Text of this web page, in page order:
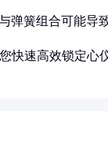
弹簧组合可能导
快速高效锁定